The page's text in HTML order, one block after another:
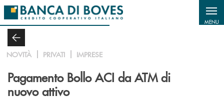
Salta al contenuto principale
MENU
NOVITÀ PRIVATI IMPRESE
Pagamento Bollo ACI da ATM di
nuovo attivo